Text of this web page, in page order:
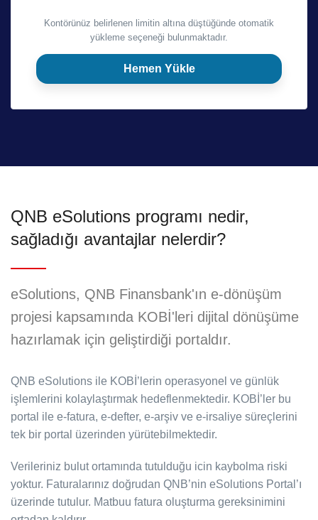
Kontörünüz belirlenen limitin altına düştüğünde otomatik
yükleme seçeneği bulunmaktadır.
Hemen Yükle
QNB eSolutions programı nedir,
sağladığı avantajlar nelerdir?
eSolutions, QNB Finansbank'ın e-dönüşüm
projesi kapsamında KOBİ'leri dijital dönüşüme
hazırlamak için geliştirdiği portaldır.
QNB eSolutions ile KOBİ’lerin operasyonel ve günlük
işlemlerini kolaylaştırmak hedeflenmektedir. KOBİ’ler bu
portal ile e-fatura, e-defter, e-arşiv ve e-irsaliye süreçlerini
tek bir portal üzerinden yürütebilmektedir.
Verileriniz bulut ortamında tutulduğu icin kaybolma riski
yoktur. Faturalarınız doğrudan QNB’nin eSolutions Portal’ı
üzerinde tutulur. Matbuu fatura oluşturma gereksinimini